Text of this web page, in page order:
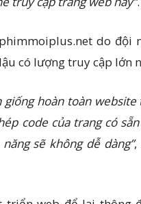
do đội
có lượng truy cập lớn
hoàn toàn
code của trang có
sẽ không dễ dàng”,